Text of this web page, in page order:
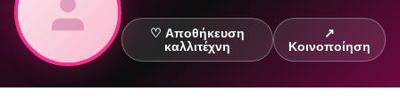
♡ Αποθήκευση
καλλιτέχνη
↗
Κοινοποίηση